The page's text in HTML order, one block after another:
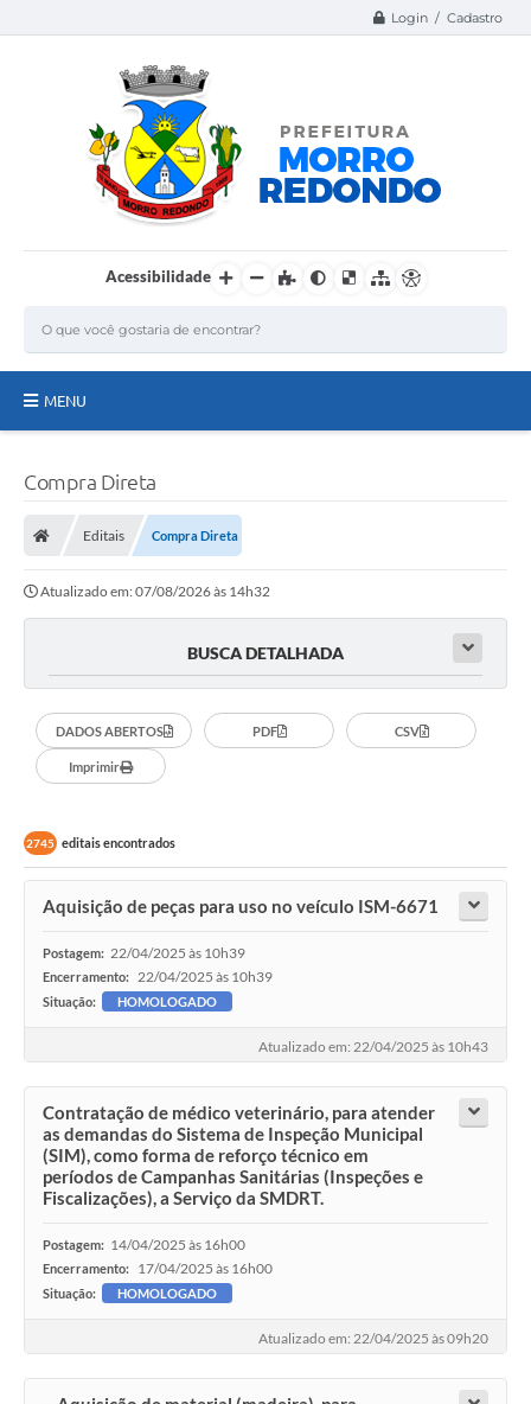
Login / Cadastro
Acessibilidade
MENU
Secretarias
Setores da Saúde
Serviços Online
Contato
Contas Públicas
Serviço de Inspeção Municipal - SIM
Esportes
Transparência
Agenda
Acesso Rápido
Editais
Carta de Serviços
Arquivos para Download
Galeria de Vídeos
Compra Direta
Editais Compra Direta
Atualizado em: 07/08/2026 às 14h32
BUSCA DETALHADA
DADOS ABERTOS PDF CSV
Imprimir
2745 editais encontrados
Aquisição de peças para uso no veículo ISM-6671
Postagem: 22/04/2025 às 10h39
Encerramento: 22/04/2025 às 10h39
Situação: HOMOLOGADO
Atualizado em: 22/04/2025 às 10h43
Contratação de médico veterinário, para atender
as demandas do Sistema de Inspeção Municipal
(SIM), como forma de reforço técnico em
períodos de Campanhas Sanitárias (Inspeções e
Fiscalizações), a Serviço da SMDRT.
Postagem: 14/04/2025 às 16h00
Encerramento: 17/04/2025 às 16h00
Situação: HOMOLOGADO
Atualizado em: 22/04/2025 às 09h20